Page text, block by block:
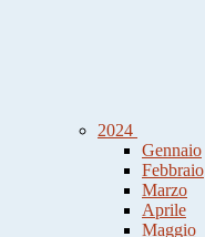
2024
Gennaio
Febbraio
Marzo
Aprile
Maggio